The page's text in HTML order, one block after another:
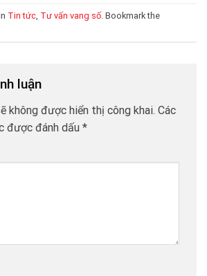
Tin tức Tư vấn vang số. Bookmark the
luận
không được hiển thị công khai. Các
được đánh dấu *